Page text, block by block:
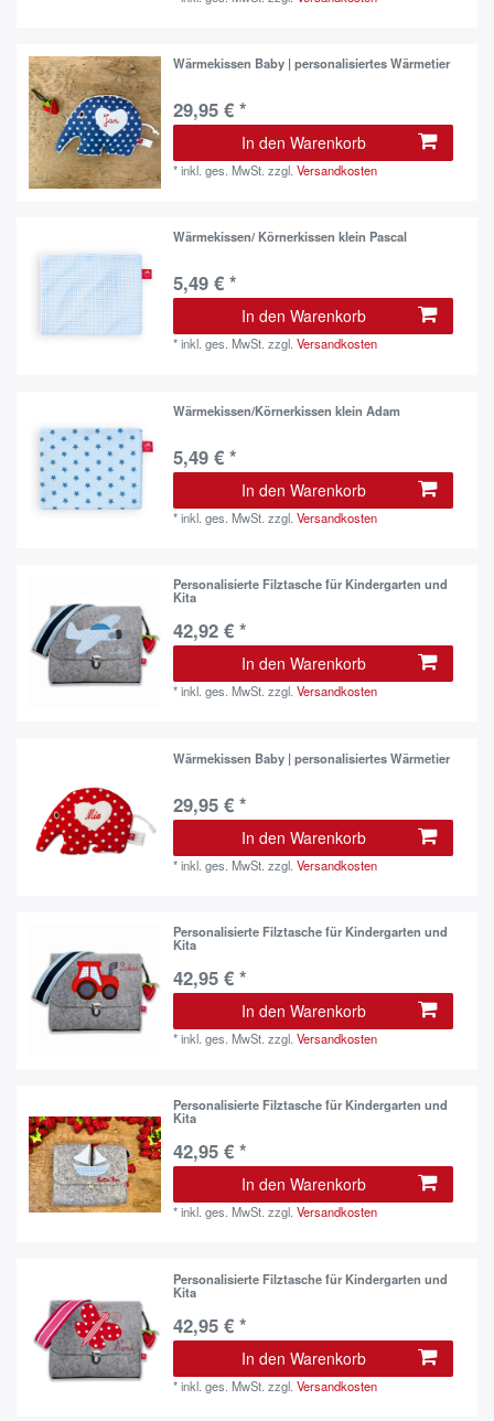
Wärmekissen Baby | personalisiertes Wärmetier
29,95 € *
In den Warenkorb
*inkl. ges. MwSt. zzgl.Versandkosten
Wärmekissen/ Körnerkissen klein Pascal
5,49 € *
In den Warenkorb
*inkl. ges. MwSt. zzgl.Versandkosten
Wärmekissen/Körnerkissen klein Adam
5,49 € *
In den Warenkorb
*inkl. ges. MwSt. zzgl.Versandkosten
Personalisierte Filztasche für Kindergarten und
Kita
42,92 € *
In den Warenkorb
*inkl. ges. MwSt. zzgl.Versandkosten
Wärmekissen Baby | personalisiertes Wärmetier
29,95 € *
In den Warenkorb
*inkl. ges. MwSt. zzgl.Versandkosten
Personalisierte Filztasche für Kindergarten und
Kita
42,95 € *
In den Warenkorb
*inkl. ges. MwSt. zzgl.Versandkosten
Personalisierte Filztasche für Kindergarten und
Kita
42,95 € *
In den Warenkorb
*inkl. ges. MwSt. zzgl.Versandkosten
Personalisierte Filztasche für Kindergarten und
Kita
42,95 € *
In den Warenkorb
*inkl. ges. MwSt. zzgl.Versandkosten